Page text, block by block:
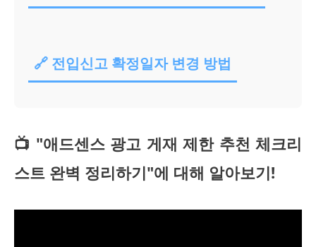
🔗 전입신고 확정일자 변경 방법
📺 "애드센스 광고 게재 제한 추천 체크리
스트 완벽 정리하기"에 대해 알아보기!